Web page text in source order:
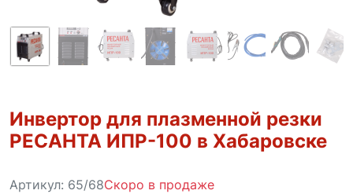
Инвертор для плазменной резки
РЕСАНТА ИПР-100 в Хабаровске
Артикул: 65/68Скоро в продаже